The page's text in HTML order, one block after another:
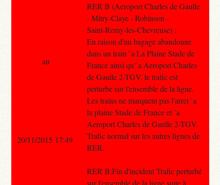
RER B (Aeroport Charles de Gaulle
- Mitry-Claye - Robinson -
Saint-Remy-les-Chevreuse) :
En raison d'un bagage abandonne
dans un train `a La Plaine Stade de
France ainsi qu'`a Aeroport Charles
de Gaulle 2-TGV, le trafic est
perturbe sur l'ensemble de la ligne.
Les trains ne marquent pas l'arret `a
la plaine Stade de France et `a
Aeroport Charles de Gaulle 2-TGV.
Trafic normal sur les autres lignes de
RER.
RER B:Fin d'incident Trafic perturbé
sur l'ensemble de la ligne suite à
au
20/11/2015 17:49